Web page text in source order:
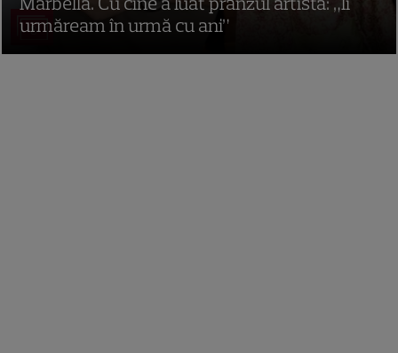
8
urmăream în urmă cu ani”